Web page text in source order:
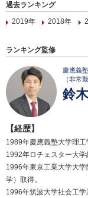
過去ランキング
2019年
2018年
ランキング監修
慶應義
（非常勤
鈴
【経歴】
1989年慶應義塾大学理工
1992年ロチェスター大学
1996年東京工業大学大
学）取得。
1996年筑波大学社会工学